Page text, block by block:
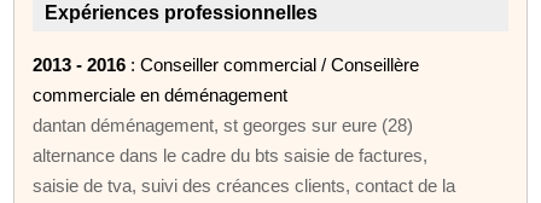
Expériences professionnelles
2013 - 2016 : Conseiller commercial / Conseillère
commerciale en déménagement
dantan déménagement, st georges sur eure (28)
alternance dans le cadre du bts saisie de factures,
saisie de tva, suivi des créances clients, contact de la